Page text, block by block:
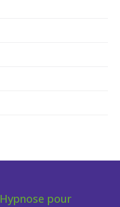
Hypnose pour